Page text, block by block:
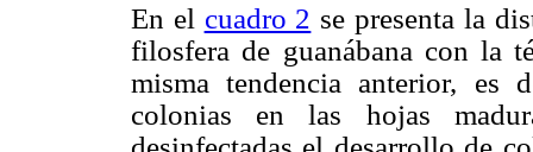
En el cuadro 2 se presenta la
filosfera de guanábana con la
misma tendencia anterior, es
colonias en las hojas